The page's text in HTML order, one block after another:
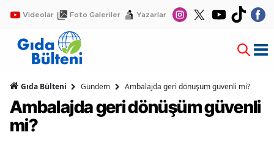
Videolar Foto Galeriler Yazarlar
Gıda Bülteni Gündem Ambalajda geri dönüşüm güvenli mi?
Ambalajda geri dönüşüm güvenli
mi?